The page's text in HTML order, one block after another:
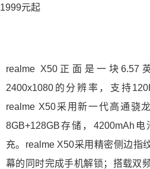
realme X50正面是一块6.57
2400x1080的分辨率，支持
realme X50采用新一代高通骁
8GB+128GB存储，4200mAh
充。realme X50采用精密侧边指
幕的同时完成手机解锁；搭载双